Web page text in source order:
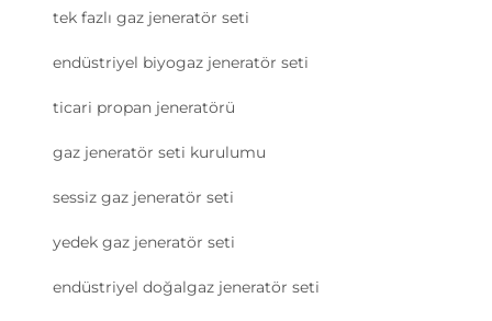
tek fazlı gaz jeneratör seti
endüstriyel biyogaz jeneratör seti
ticari propan jeneratörü
gaz jeneratör seti kurulumu
sessiz gaz jeneratör seti
yedek gaz jeneratör seti
endüstriyel doğalgaz jeneratör seti